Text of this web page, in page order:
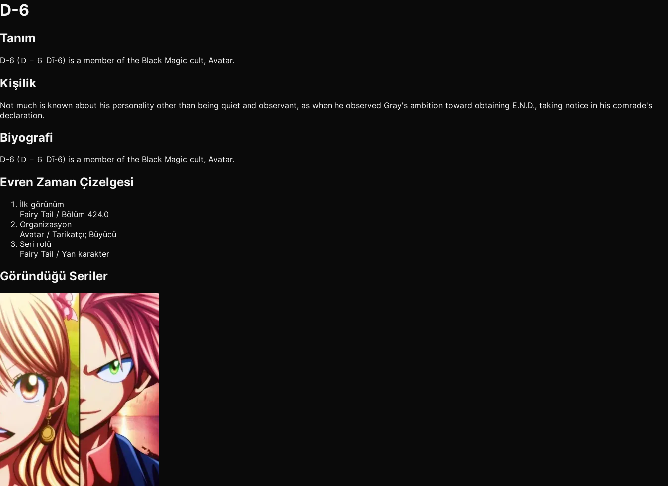
D-6
Tanım
D-6 (Ｄ－６ Dī-6) is a member of the Black Magic cult, Avatar.
Kişilik
Not much is known about his personality other than being quiet and observant, as when he observed Gray's ambition toward obtaining E.N.D., taking notice in his comrade's
declaration.
Biyografi
D-6 (Ｄ－６ Dī-6) is a member of the Black Magic cult, Avatar.
Evren Zaman Çizelgesi
İlk görünüm
Fairy Tail / Bölüm 424.0
Organizasyon
Avatar / Tarikatçı; Büyücü
Seri rolü
Fairy Tail / Yan karakter
Göründüğü Seriler